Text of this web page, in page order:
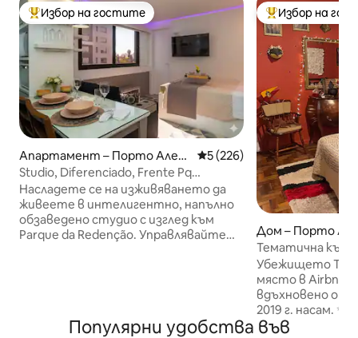
Най-популярен избор на гостите
Избор на гостите
Апартамент – Порто Алегр
е
Средна оценка: 5 от 5,
5 (226)
Studio, Diferenciado, Frente Pq
Redenção! Vaga!
Насладете се на изживяването да
живеете в интелигентно, напълно
обзаведено студио с изглед към
Parque da Redenção. Управлявайте
инфраструктура, пералня,
Най-популярен
Избор на
Дом – Порто
Тематична
Хари Потър/
Убежището
място в Airbnb в
вдъхновено от
2019 г. насам. ✨Прекарайте
вълшебен ден в
Популярни удобства във